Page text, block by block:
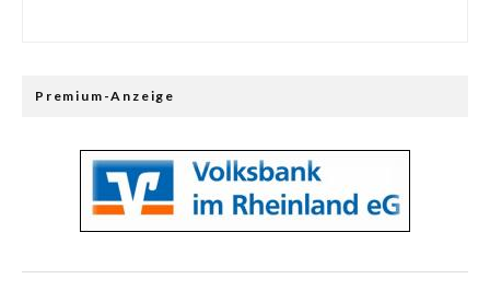
Premium-Anzeige